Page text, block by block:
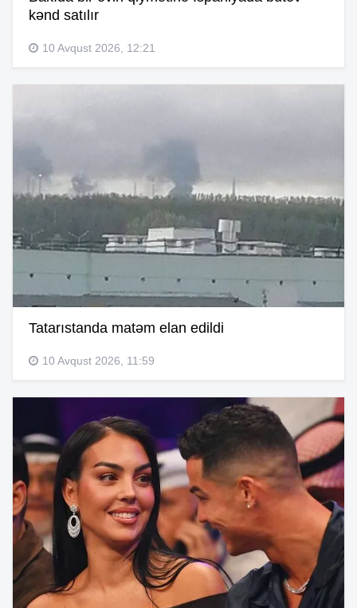
kənd satılır
10 Avqust 2026, 12:21
Tatarıstanda matəm elan edildi
10 Avqust 2026, 11:59